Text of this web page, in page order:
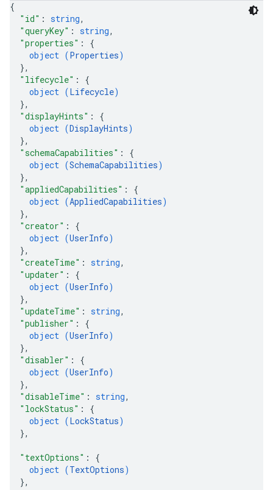
{
"id" : string,
"queryKey" : string,
"properties" : {
object (Properties)
},
"lifecycle" : {
object (Lifecycle)
},
"displayHints" : {
object (DisplayHints)
},
"schemaCapabilities" : {
object (SchemaCapabilities)
},
"appliedCapabilities" : {
object (AppliedCapabilities)
},
"creator" : {
object (UserInfo)
},
"createTime" : string,
"updater" : {
object (UserInfo)
},
"updateTime" : string,
"publisher" : {
object (UserInfo)
},
"disabler" : {
object (UserInfo)
},
"disableTime" : string,
"lockStatus" : {
object (LockStatus)
},
"textOptions" : {
object (TextOptions)
},